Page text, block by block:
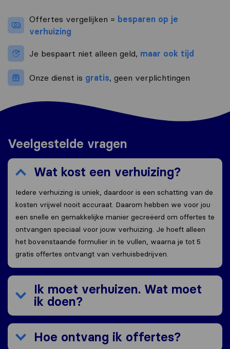
Offertes vergelijken = besparen op je
verhuizing
Je bespaart niet alleen geld, maar ook tijd
Onze dienst is gratis, geen verplichtingen
Veelgestelde vragen
Wat kost een verhuizing?
Iedere verhuizing is uniek, daardoor is een schatting van de
kosten vrijwel nooit accuraat. Daarom hebben we voor jou
een snelle en gemakkelijke manier gecreëerd om offertes te
ontvangen speciaal voor jouw verhuizing. Je hoeft alleen
het bovenstaande formulier in te vullen, waarna je tot 5
gratis offertes ontvangt van verhuisbedrijven.
Ik moet verhuizen. Wat moet
ik doen?
Hoe ontvang ik offertes?